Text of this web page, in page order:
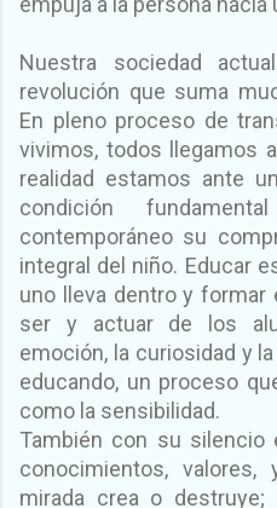
Nuestra sociedad
revolución que suma
En pleno proceso de
vivimos, todos llegamos
realidad estamos ante
condición
contemporáneo su
integral del niño. Educar
uno lleva dentro y formar
ser y actuar de los
emoción, la curiosidad y
educando, un proceso
como la sensibilidad.
También con su silencio
conocimientos,
mirada crea o